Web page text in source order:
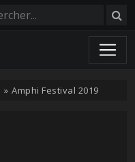
» Amphi Festival 2019